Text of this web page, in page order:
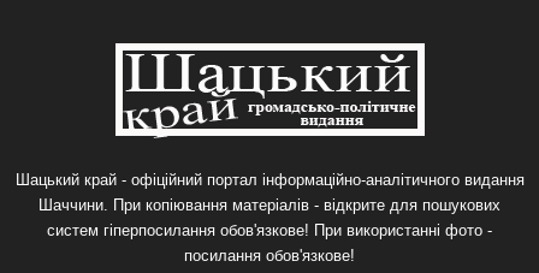
Шацький край - офіційний портал інформаційно-аналітичного видання
Шаччини. При копіювання матеріалів - відкрите для пошукових
систем гіперпосилання обов'язкове! При використанні фото -
посилання обов'язкове!